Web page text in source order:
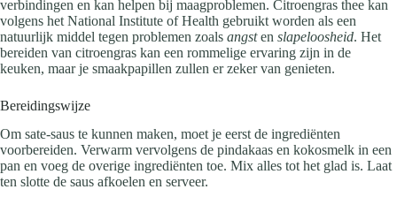
verbindingen en kan helpen bij maagproblemen. Citroengras thee kan
volgens het National Institute of Health gebruikt worden als een
natuurlijk middel tegen problemen zoals angsten slapeloosheid. Het
bereiden van citroengras kan een rommelige ervaring zijn in de
keuken, maar je smaakpapillen zullen er zeker van genieten.
Bereidingswijze
Om sate-saus te kunnen maken, moet je eerst de ingrediënten
voorbereiden. Verwarm vervolgens de pindakaas en kokosmelk in een
pan en voeg de overige ingrediënten toe. Mix alles tot het glad is. Laat
ten slotte de saus afkoelen en serveer.